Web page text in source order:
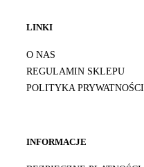
LINKI
O NAS
REGULAMIN SKLEPU
POLITYKA PRYWATNOŚCI
INFORMACJE